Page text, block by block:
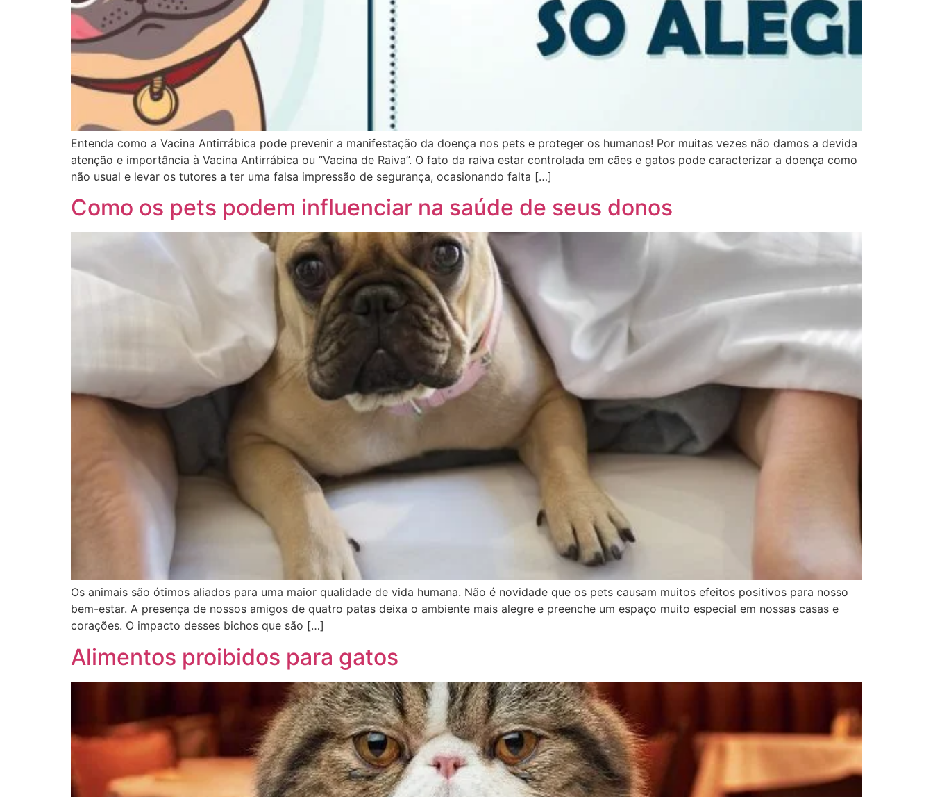
Entenda como a Vacina Antirrábica pode prevenir a manifestação da doença nos pets e proteger os humanos! Por muitas vezes não damos a devida
atenção e importância à Vacina Antirrábica ou “Vacina de Raiva”. O fato da raiva estar controlada em cães e gatos pode caracterizar a doença como
não usual e levar os tutores a ter uma falsa impressão de segurança, ocasionando falta […]
Como os pets podem influenciar na saúde de seus donos
Os animais são ótimos aliados para uma maior qualidade de vida humana. Não é novidade que os pets causam muitos efeitos positivos para nosso
bem-estar. A presença de nossos amigos de quatro patas deixa o ambiente mais alegre e preenche um espaço muito especial em nossas casas e
corações. O impacto desses bichos que são […]
Alimentos proibidos para gatos